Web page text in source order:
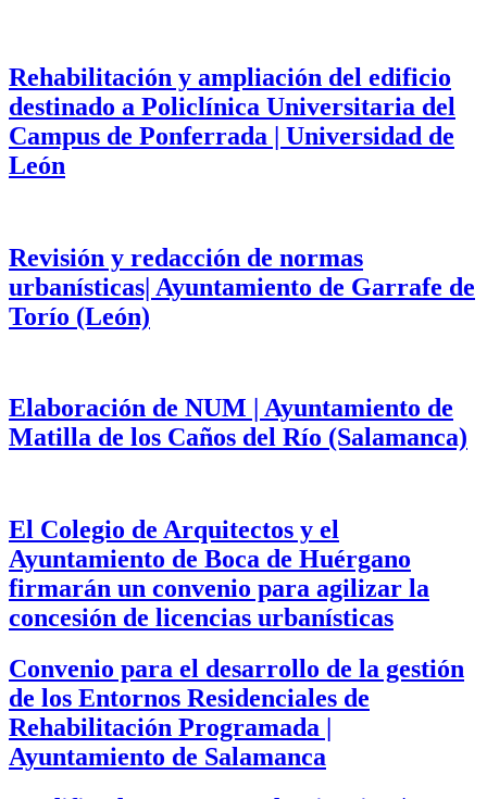
Rehabilitación y ampliación del edificio
destinado a Policlínica Universitaria del
Campus de Ponferrada | Universidad de
León
Revisión y redacción de normas
urbanísticas| Ayuntamiento de Garrafe de
Torío (León)
Elaboración de NUM | Ayuntamiento de
Matilla de los Caños del Río (Salamanca)
El Colegio de Arquitectos y el
Ayuntamiento de Boca de Huérgano
firmarán un convenio para agilizar la
concesión de licencias urbanísticas
Convenio para el desarrollo de la gestión
de los Entornos Residenciales de
Rehabilitación Programada |
Ayuntamiento de Salamanca